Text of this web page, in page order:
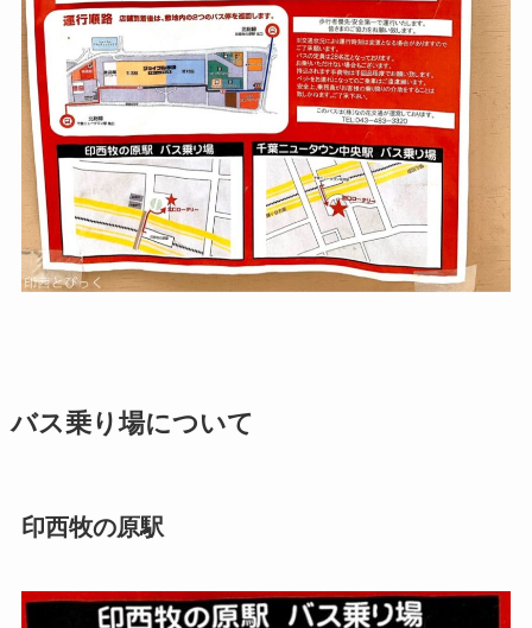
バス乗り場について
印西牧の原駅